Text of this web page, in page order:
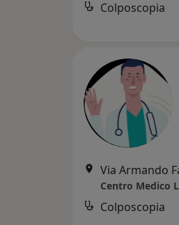
Colposcopia
Via Armando
Centro Medico
Colposcopia